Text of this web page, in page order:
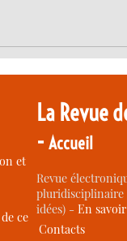
et
ce
La Revue
-Accueil
Revue
idées) -En
Contacts